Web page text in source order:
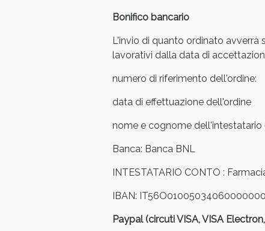
Bonifico bancario
L'invio di quanto ordinato
lavorativi dalla data di
numero di riferimento dell'ordine:
data di effettuazione dell'ordine
nome e cognome dell'intestatario
Banca: Banca BNL
INTESTATARIO CONTO :
IBAN:
Paypal (circuti VISA, VISA